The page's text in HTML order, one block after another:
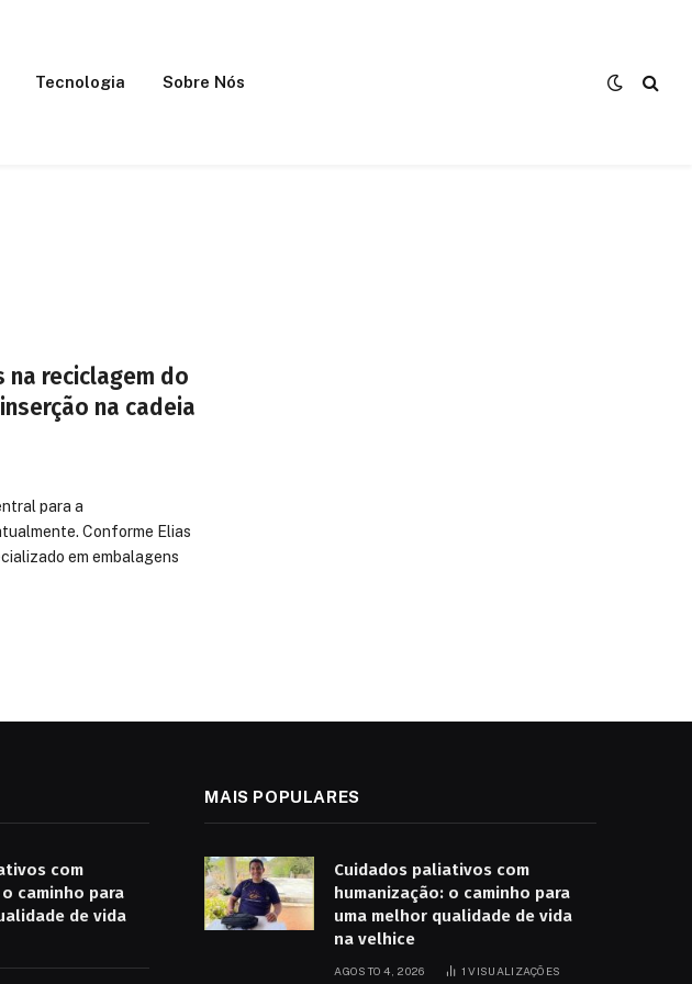
Tecnologia Sobre Nós
reciclagem do
na cadeia
para a
Conforme Elias
em embalagens
com
caminho para
de vida
MAIS POPULARES
Cuidados paliativos com
humanização: o caminho para
uma melhor qualidade de vida
na velhice
AGOSTO 4, 2026 1VISUALIZAÇÕES